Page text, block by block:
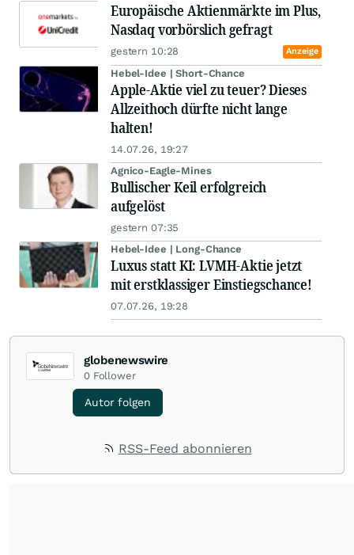
Europäische Aktienmärkte im Plus,
Nasdaq vorbörslich gefragt
gestern 10:28 Anzeige
Hebel-Idee | Short-Chance
Apple-Aktie viel zu teuer? Dieses
Allzeithoch dürfte nicht lange
halten!
14.07.26, 19:27
Agnico-Eagle-Mines
Bullischer Keil erfolgreich
aufgelöst
gestern 07:35
Hebel-Idee | Long-Chance
Luxus statt KI: LVMH-Aktie jetzt
mit erstklassiger Einstiegschance!
07.07.26, 19:28
globenewswire
0 Follower
Autor folgen
RSS-Feed abonnieren